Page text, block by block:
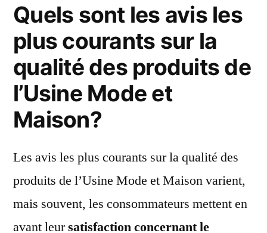
Quels sont les avis les
plus courants sur la
qualité des produits de
l’Usine Mode et
Maison?
Les avis les plus courants sur la qualité des
produits de l’Usine Mode et Maison varient,
mais souvent, les consommateurs mettent en
avant leursatisfaction concernant le